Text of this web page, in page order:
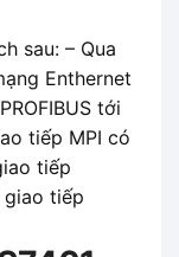
sau: – Qua
Enthernet
tới
tiếp MPI có
tiếp
giao tiếp